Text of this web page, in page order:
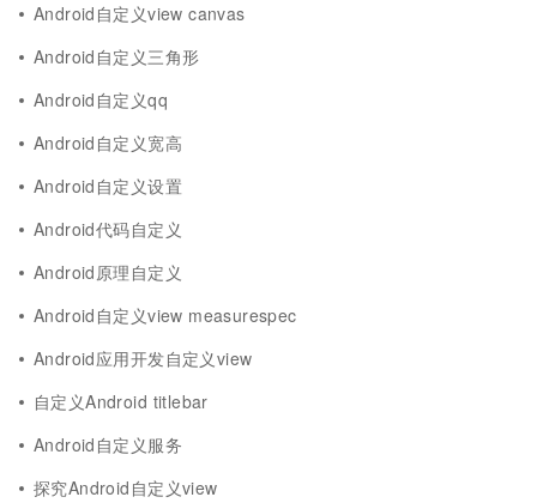
Android自定义view canvas
Android自定义三角形
Android自定义qq
Android自定义宽高
Android自定义设置
Android代码自定义
Android原理自定义
Android自定义view measurespec
Android应用开发自定义view
自定义Android titlebar
Android自定义服务
探究Android自定义view